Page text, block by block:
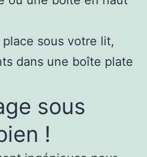
sous votre lit,
dans une boîte plate
sous
!